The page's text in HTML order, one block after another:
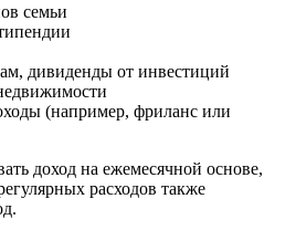
семьи
дивиденды от инвестиций
(например, фриланс или
доход на ежемесячной основе,
расходов также